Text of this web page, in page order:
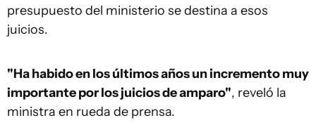
presupuesto del ministerio se destina a esos
juicios.
"Ha habido en los últimos años un incremento muy
importante por los juicios de amparo", reveló la
ministra en rueda de prensa.